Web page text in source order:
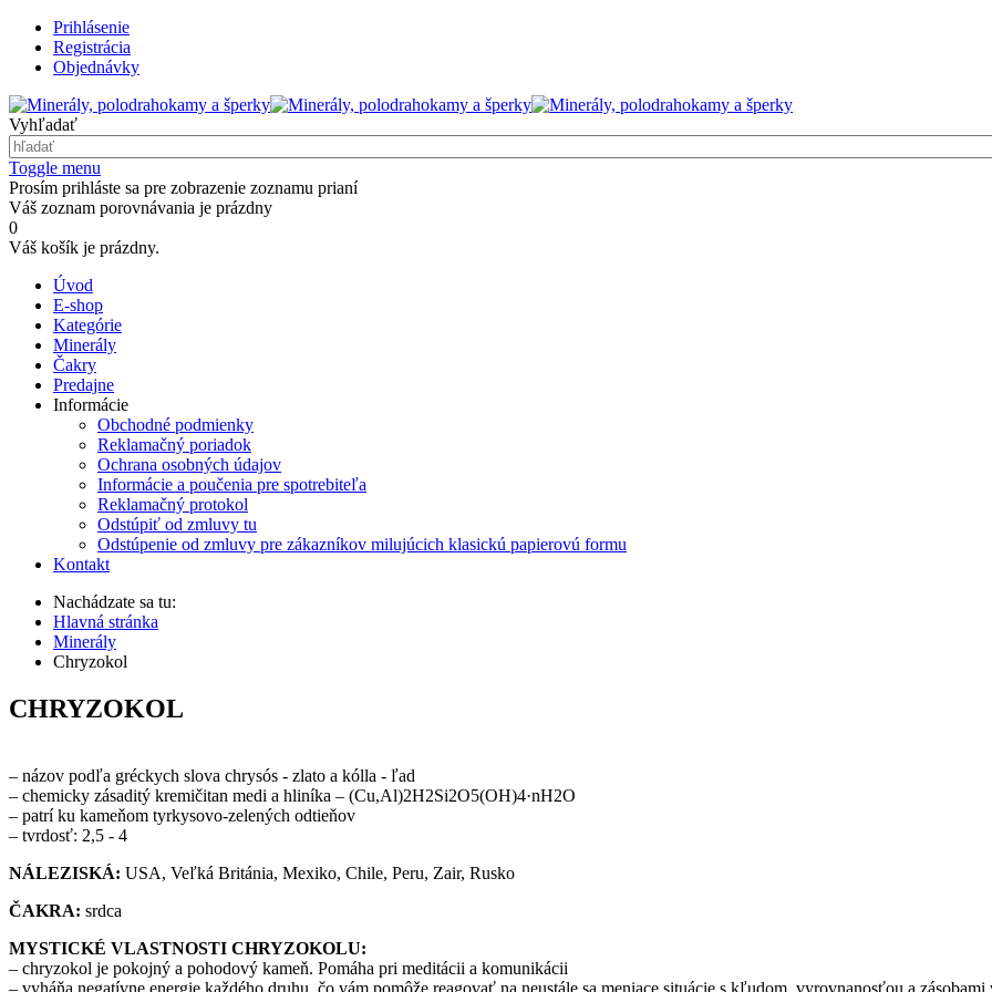
Prihlásenie
Registrácia
Objednávky
Vyhľadať
Toggle menu
Prosím prihláste sa pre zobrazenie zoznamu prianí
Váš zoznam porovnávania je prázdny
0
Váš košík je prázdny.
Úvod
E-shop
Kategórie
Minerály
Čakry
Predajne
Informácie
Obchodné podmienky
Reklamačný poriadok
Ochrana osobných údajov
Informácie a poučenia pre spotrebiteľa
Reklamačný protokol
Odstúpiť od zmluvy tu
Odstúpenie od zmluvy pre zákazníkov milujúcich klasickú papierovú formu
Kontakt
Nachádzate sa tu:
Hlavná stránka
Minerály
Chryzokol
CHRYZOKOL
– názov podľa gréckych slova chrysós - zlato a kólla - ľad
– chemicky zásaditý kremičitan medi a hliníka – (Cu,Al)2H2Si2O5(OH)4·nH2O
– patrí ku kameňom tyrkysovo-zelených odtieňov
– tvrdosť: 2,5 - 4
NÁLEZISKÁ: USA, Veľká Británia, Mexiko, Chile, Peru, Zair, Rusko
ČAKRA: srdca
MYSTICKÉ VLASTNOSTI CHRYZOKOLU:
– chryzokol je pokojný a pohodový kameň. Pomáha pri meditácii a komunikácii
– vyháňa negatívne energie každého druhu, čo vám pomôže reagovať na neustále sa meniace situácie s kľudom, vyrovnanosťou a